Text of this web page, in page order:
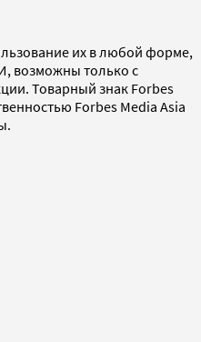
их в любой форме,
возможны только с
Товарный знак Forbes
Forbes Media Asia